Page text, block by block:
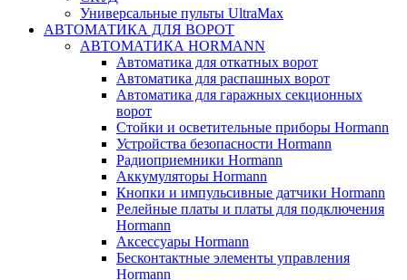
Универсальные пульты UltraMax
АВТОМАТИКА ДЛЯ ВОРОТ
АВТОМАТИКА HORMANN
Автоматика для откатных ворот
Автоматика для распашных ворот
Автоматика для гаражных секционных
ворот
Стойки и осветительные приборы Hormann
Устройства безопасности Hormann
Радиоприемники Hormann
Аккумуляторы Hormann
Кнопки и импульсивные датчики Hormann
Релейные платы и платы для подключения
Hormann
Аксессуары Hormann
Бесконтактные элементы управления
Hormann